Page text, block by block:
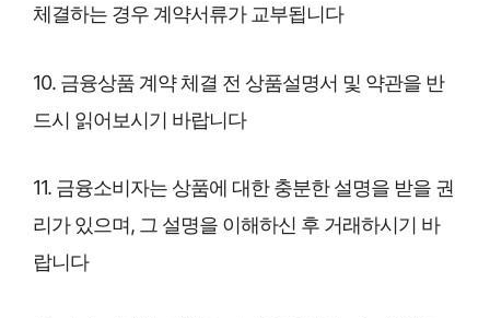
체결하는 경우 계약서류가 교부됩니다
10. 금융상품 계약 체결 전 상품설명서 및 약관을 반
드시 읽어보시기 바랍니다
11. 금융소비자는 상품에 대한 충분한 설명을 받을 권
리가 있으며, 그 설명을 이해하신 후 거래하시기 바
랍니다